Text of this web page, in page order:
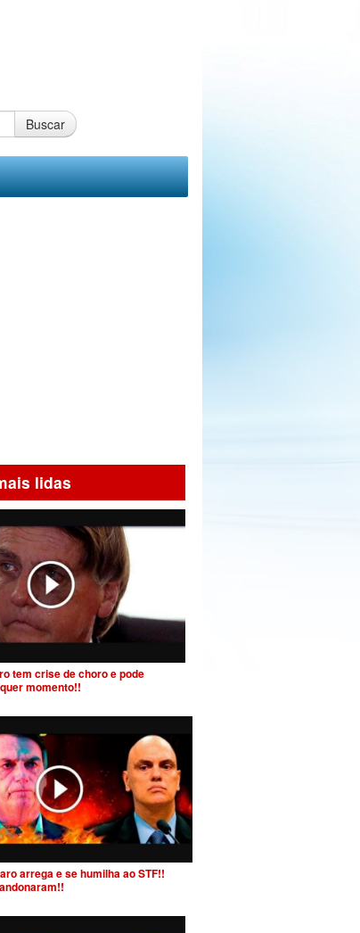
Buscar
lidas
tem crise de choro e pode
momento!!
arrega e se humilha ao STF!!